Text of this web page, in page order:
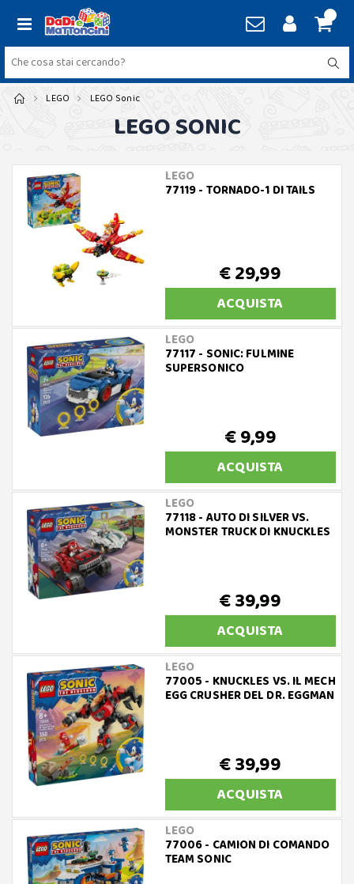
LEGO LEGO Sonic
LEGO SONIC
LEGO
77119 - TORNADO-1 DI TAILS
€ 29,99
ACQUISTA
LEGO
77117 - SONIC: FULMINE
SUPERSONICO
€ 9,99
ACQUISTA
LEGO
77118 - AUTO DI SILVER VS.
MONSTER TRUCK DI KNUCKLES
€ 39,99
ACQUISTA
LEGO
77005 - KNUCKLES VS. IL MECH
EGG CRUSHER DEL DR. EGGMAN
€ 39,99
ACQUISTA
LEGO
77006 - CAMION DI COMANDO
TEAM SONIC